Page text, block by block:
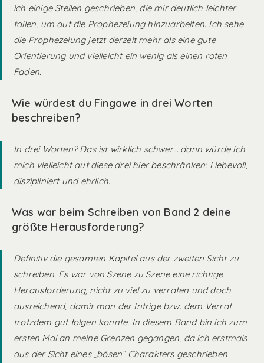
ich einige Stellen geschrieben, die mir deutlich leichter
fallen, um auf die Prophezeiung hinzuarbeiten. Ich sehe
die Prophezeiung jetzt derzeit mehr als eine gute
Orientierung und vielleicht ein wenig als einen roten
Faden.
Wie würdest du Fingawe in drei Worten
beschreiben?
In drei Worten? Das ist wirklich schwer… dann würde ich
mich vielleicht auf diese drei hier beschränken: Liebevoll,
diszipliniert und ehrlich.
Was war beim Schreiben von Band 2 deine
größte Herausforderung?
Definitiv die gesamten Kapitel aus der zweiten Sicht zu
schreiben. Es war von Szene zu Szene eine richtige
Herausforderung, nicht zu viel zu verraten und doch
ausreichend, damit man der Intrige bzw. dem Verrat
trotzdem gut folgen konnte. In diesem Band bin ich zum
ersten Mal an meine Grenzen gegangen, da ich erstmals
aus der Sicht eines „bösen“ Charakters geschrieben